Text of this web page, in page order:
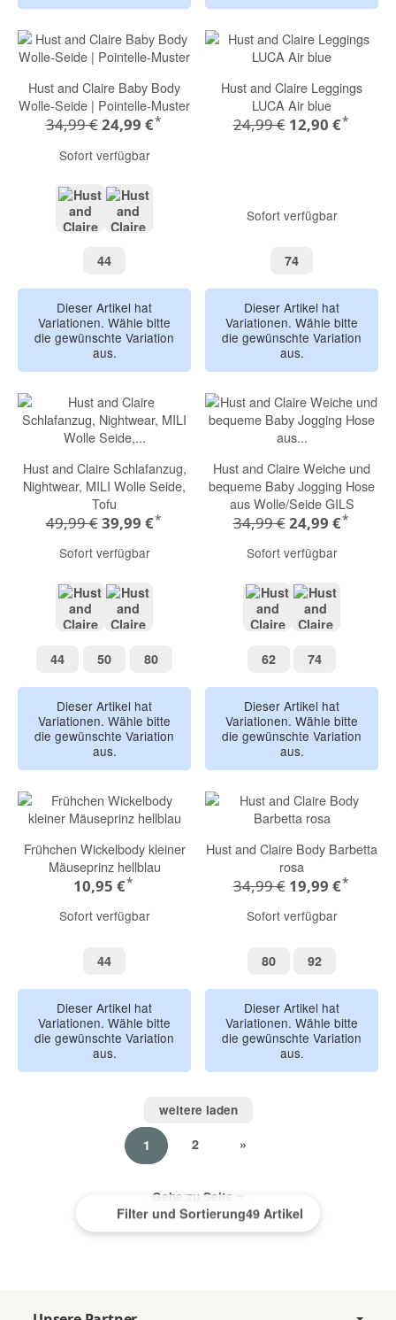
Filter und Sortierung49 Artikel
Hust and Claire Baby Body
Wolle-Seide | Pointelle-Muster
34,99 €24,99 €*
Sofort verfügbar
4444
Dieser Artikel hat
Variationen. Wähle bitte
die gewünschte Variation
aus.
Hust and Claire Leggings
LUCA Air blue
24,99 € 12,90 €*
Sofort verfügbar
7474
Dieser Artikel hat
Variationen. Wähle bitte
die gewünschte Variation
aus.
Hust and Claire Schlafanzug,
Nightwear, MILI Wolle Seide,
Tofu
49,99 €39,99 €*
Sofort verfügbar
4444 5050 8080
Dieser Artikel hat
Variationen. Wähle bitte
die gewünschte Variation
aus.
Hust and Claire Weiche und
bequeme Baby Jogging Hose
aus Wolle/Seide GILS
34,99 €24,99 €*
Sofort verfügbar
6262 7474
Dieser Artikel hat
Variationen. Wähle bitte
die gewünschte Variation
aus.
Frühchen Wickelbody kleiner
Mäuseprinz hellblau
10,95 €*
Sofort verfügbar
4444
Dieser Artikel hat
Variationen. Wähle bitte
die gewünschte Variation
aus.
Hust and Claire Body Barbetta
rosa
34,99 € 19,99 €*
Sofort verfügbar
8080 9292
Dieser Artikel hat
Variationen. Wähle bitte
die gewünschte Variation
aus.
weitere laden
1 2 »
Gehe zu Seite